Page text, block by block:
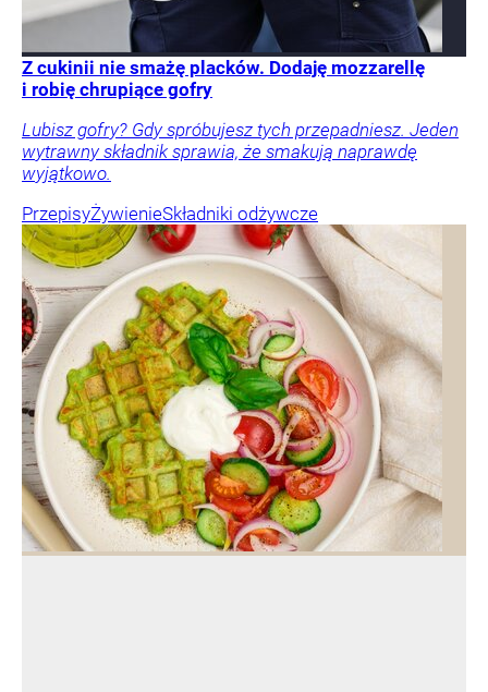
Z cukinii nie smażę placków. Dodaję mozzarellę
i robię chrupiące gofry
Lubisz gofry? Gdy spróbujesz tych przepadniesz. Jeden
wytrawny składnik sprawia, że smakują naprawdę
wyjątkowo.
PrzepisyŻywienieSkładniki odżywcze